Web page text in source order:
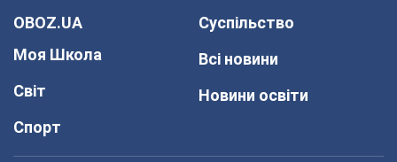
OBOZ.UA
Моя Школа
Світ
Спорт
Суспільство
Всі новини
Новини освіти